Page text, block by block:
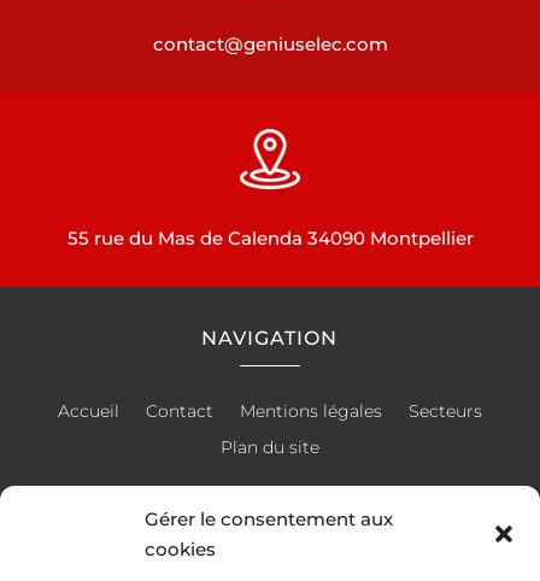
Gérer le consentement aux
cookies
contact@geniuselec.com
55 rue du Mas de Calenda 34090 Montpellier
NAVIGATION
Accueil Contact Mentions légales
Secteurs
Plan du site
RÉALISATION